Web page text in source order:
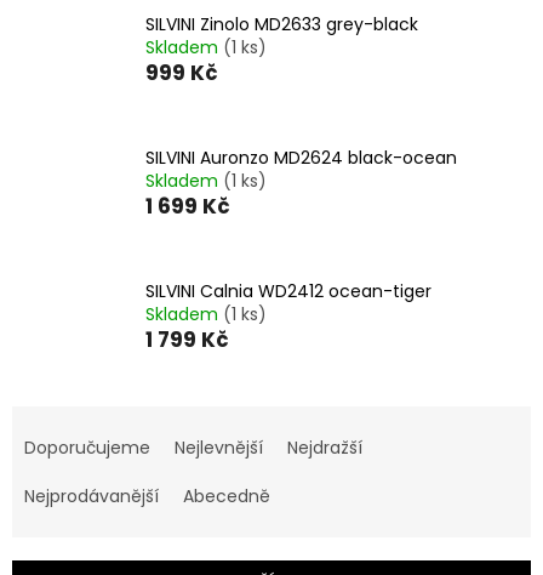
SILVINI Zinolo MD2633 grey-black
Skladem (1 ks)
999 Kč
SILVINI Auronzo MD2624 black-ocean
Skladem (1 ks)
1 699 Kč
SILVINI Calnia WD2412 ocean-tiger
Skladem (1 ks)
1 799 Kč
a
e
í
Doporučujeme Nejlevnější
Nejdražší
Nejprodávanější
Abecedně